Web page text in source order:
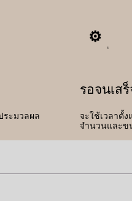
ระมวลผล
4
รอจนเส
จะใช้เวลาตั้
จำนวนและข